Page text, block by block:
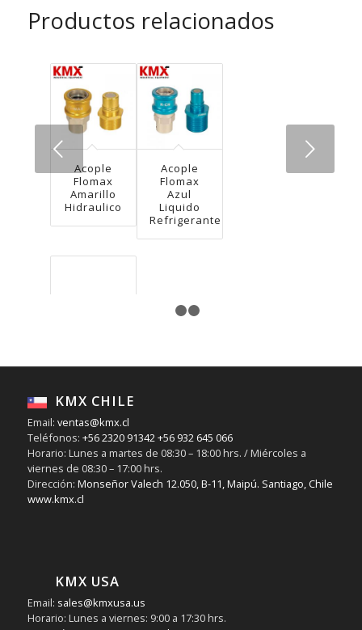
Productos relacionados
Acople
Flomax
Amarillo
Hidraulico
Acople
Flomax
Azul
Liquido
Refrigerante
Aceite
Next
KMX CHILE
Email: ventas@kmx.cl
Teléfonos: +56 2320 91342 +56 932 645 066
Horario: Lunes a martes de 08:30 – 18:00 hrs. / Miércoles a
viernes de 08:30 – 17:00 hrs.
Dirección: Monseñor Valech 12.050, B-11, Maipú. Santiago, Chile
www.kmx.cl
KMX USA
Email: sales@kmxusa.us
Horario: Lunes a viernes: 9:00 a 17:30 hrs.